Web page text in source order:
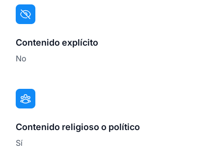
Contenido explícito
No
Contenido religioso o político
Sí